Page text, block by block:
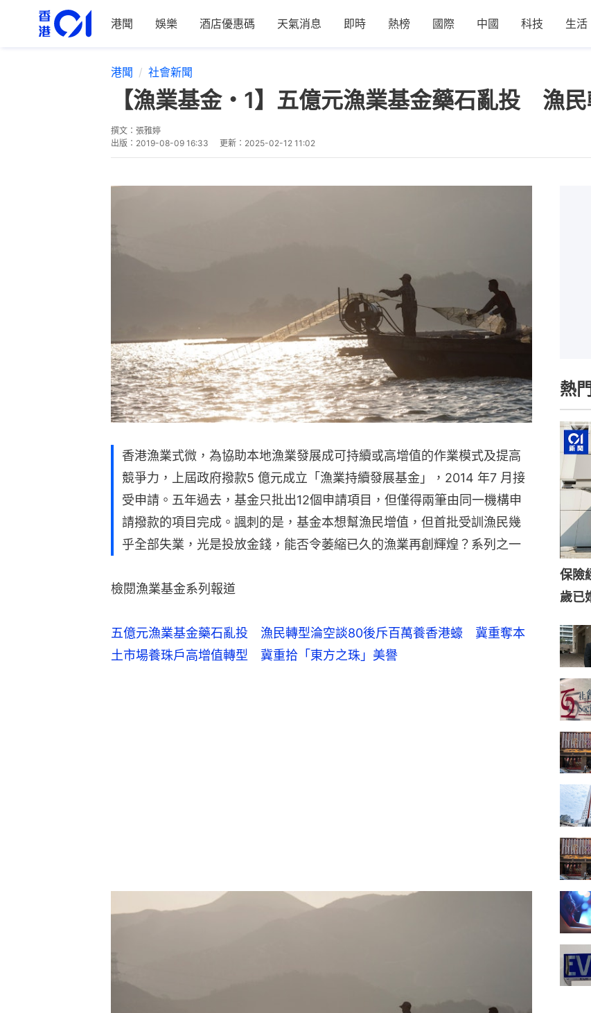
港聞 娛樂 酒店優惠碼 天氣消息 即時 熱榜 國際 中國 科技 生活
港聞 社會新聞
【漁業基金・1】五億元漁業基金藥石亂投 漁
撰文： 張雅婷
出版： 2019-08-09 16:33 更新： 2025-02-12 11:02
香港漁業式微，為協助本地漁業發展成可持續或高增值的作業模式及提高
競爭力，上屆政府撥款5 億元成立「漁業持續發展基金」，2014 年7 月接
受申請。五年過去，基金只批出12個申請項目，但僅得兩筆由同一機構申
請撥款的項目完成。諷刺的是，基金本想幫漁民增值，但首批受訓漁民幾
乎全部失業，光是投放金錢，能否令萎縮已久的漁業再創輝煌？系列之一
檢閱漁業基金系列報道
五億元漁業基金藥石亂投　漁民轉型淪空談80後斥百萬養香港蠔　冀重奪本
土市場養珠戶高增值轉型　冀重拾「東方之珠」美譽
熱
保險
歲已